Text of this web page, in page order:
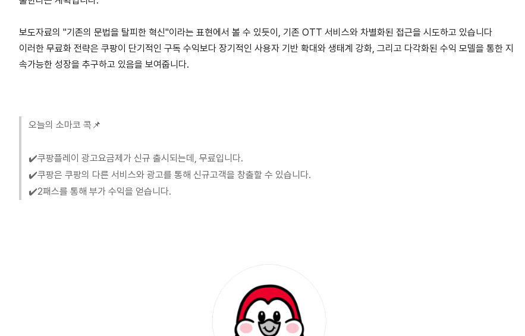
보도자료의 "기존의 문법을 탈피한 혁신"이라는 표현에서 볼 수 있듯이, 기존 OTT 서비스와 차별화된 접근을 시도하고 있습니다
이러한 무료화 전략은 쿠팡이 단기적인 구독 수익보다 장기적인 사용자 기반 확대와 생태계 강화, 그리고 다각화된 수익 모델을 통한 지
속가능한 성장을 추구하고 있음을 보여줍니다.
오늘의 소마코 콕📌
✔️쿠팡플레이 광고요금제가 신규 출시되는데, 무료입니다.
✔️쿠팡은 쿠팡의 다른 서비스와 광고를 통해 신규고객을 창출할 수 있습니다.
✔️2패스를 통해 부가 수익을 얻습니다.